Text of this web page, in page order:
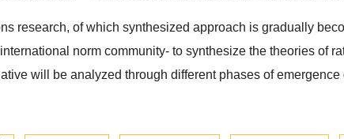
research, of which synthesized approach is gradually
norm community- to synthesize the theories of
will be analyzed through different phases of